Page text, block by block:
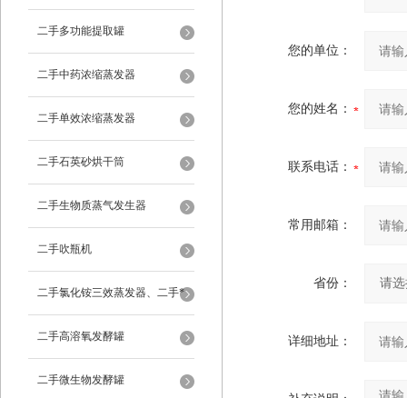
二手多功能提取罐
二手中药浓缩蒸发器
二手单效浓缩蒸发器
二手石英砂烘干筒
二手生物质蒸气发生器
二手吹瓶机
二手氯化铵三效蒸发器、二手*
蒸发器
二手高溶氧发酵罐
二手微生物发酵罐
您的单位：
您的姓名：
联系电话：
常用邮箱：
省份：
详细地址：